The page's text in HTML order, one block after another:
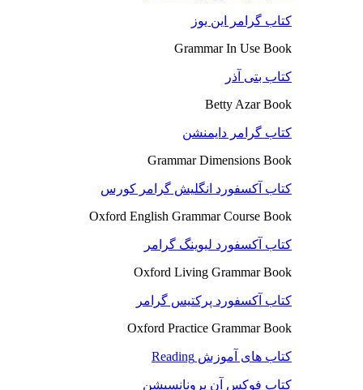
کتاب گرامر این یوز
Grammar In Use Book
کتاب بتی آذر
Betty Azar Book
کتاب گرامر دایمنشن
Grammar Dimensions Book
کتاب آکسفورد انگلیش گرامر کورس
Oxford English Grammar Course Book
کتاب آکسفورد لیوینگ گرامر
Oxford Living Grammar Book
کتاب آکسفورد پرکتیس گرامر
Oxford Practice Grammar Book
کتاب های آموزش Reading
کتاب فوکِس آن پرونانسیشن